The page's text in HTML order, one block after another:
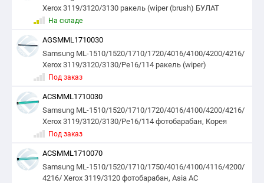
Xerox 3119/3120/3130 ракель (wiper (brush) БУЛАТ
На складе
AGSMML1710030
Samsung ML-1510/1520/1710/1720/4016/4100/4200/4216/
Xerox 3119/3120/3130/Pe16/114 ракель (wiper)
Под заказ
ACSMML1710030
Samsung ML-1510/1520/1710/1720/4016/4100/4200/4216/
Xerox 3119/3120/3130/Pe16/114 фотобарабан, Корея
Под заказ
ACSMML1710070
Samsung ML-1510/1520/1710/1750/4016/4100/4116/4200/
4216/ Xerox 3119/3120 фотобарабан, Asia AC